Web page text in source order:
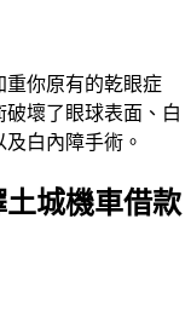
重你原有的乾眼症
壞了眼球表面、白
白內障手術。
城機車借款